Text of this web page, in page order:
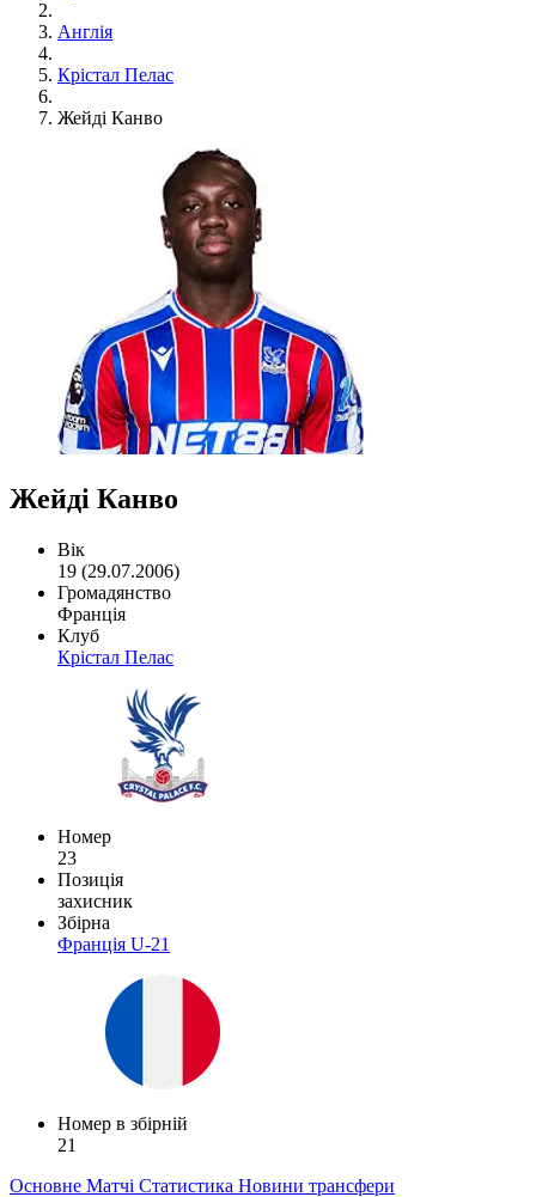
Англія
Крістал Пелас
Жейді Канво
Жейді Канво
Вік
19 (29.07.2006)
Громадянство
Франція
Клуб
Крістал Пелас
Номер
23
Позиція
захисник
Збірна
Франція U-21
Номер в збірній
21
Основне Матчі Статистика Новини трансфери